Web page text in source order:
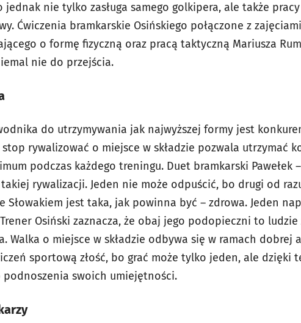
jednak nie tylko zasługa samego golkipera, ale także
Ćwiczenia bramkarskie Osińskiego połączone z
o formę fizyczną oraz pracą taktyczną Mariusza
nie do przejścia.
do utrzymywania jak najwyższej formy jest
rywalizować o miejsce w składzie pozwala utrzymać
podczas każdego treningu. Duet bramkarski Pawełek
rywalizacji. Jeden nie może odpuścić, bo drugi od
Słowakiem jest taka, jak powinna być – zdrowa. Jeden
Osiński zaznacza, że obaj jego podopieczni to
Walka o miejsce w składzie odbywa się w ramach dobrej
sportową złość, bo grać może tylko jeden, ale dzięki
swoich umiejętności.